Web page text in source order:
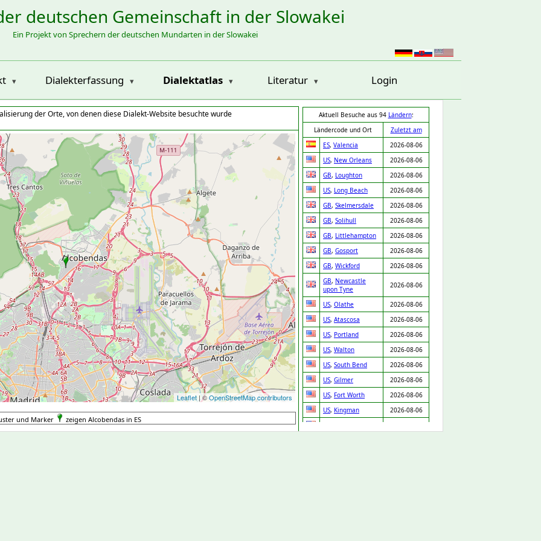
deutschen Gemeinschaft in der Slowakei
Ein Projekt von Sprechern der deutschen Mundarten in der Slowakei
Dialekterfassung Dialektatlas Literatur Login
der Orte, von denen diese Dialekt-Website besuchte wurde
Leaflet | ©OpenStreetMap contributors
Aktuell Besuche aus 94 Ländern:
Ländercode und Ort
Zuletzt am
ES, Valencia
2026-08-06
US, New Orleans
2026-08-06
GB, Loughton
2026-08-06
US, Long Beach
2026-08-06
GB, Skelmersdale
2026-08-06
GB, Solihull
2026-08-06
GB, Littlehampton
2026-08-06
GB, Gosport
2026-08-06
GB, Wickford
2026-08-06
GB, Newcastle
upon Tyne
2026-08-06
US, Olathe
2026-08-06
US, Atascosa
2026-08-06
US, Portland
2026-08-06
US, Walton
2026-08-06
US, South Bend
2026-08-06
US, Gilmer
2026-08-06
US, Fort Worth
2026-08-06
US, Kingman
2026-08-06
und Marker zeigen Alcobendas in ES